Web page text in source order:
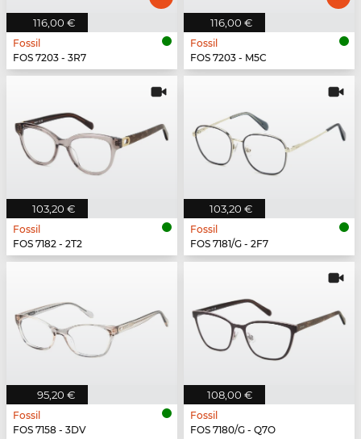
116,00 €
Fossil
FOS 7203 - 3R7
116,00 €
Fossil
FOS 7203 - M5C
103,20 €
Fossil
FOS 7182 - 2T2
103,20 €
Fossil
FOS 7181/G - 2F7
95,20 €
Fossil
FOS 7158 - 3DV
108,00 €
Fossil
FOS 7180/G - Q7O